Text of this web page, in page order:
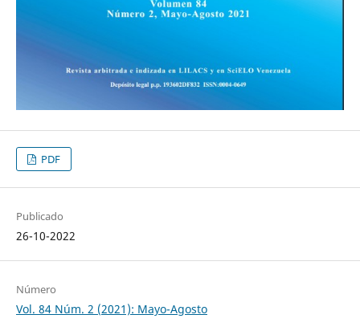
PDF
Publicado
26-10-2022
Número
Vol. 84 Núm. 2 (2021): Mayo-Agosto